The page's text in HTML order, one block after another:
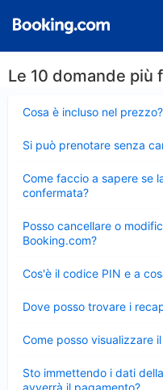
Le 10 domande più
Cosa è incluso nel prezzo?
chiuso
Si può prenotare senza
chiuso
Come faccio a sapere se
confermata?
chiuso
Posso cancellare o
Booking.com?
chiuso
Cos'è il codice PIN e a
chiuso
Dove posso trovare i
chiuso
Come posso visualizzare
chiuso
Sto immettendo i dati
avverrà il pagamento?
chiuso